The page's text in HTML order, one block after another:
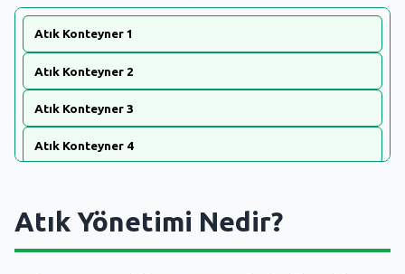
Atık Konteyner 1
Atık Konteyner 2
Atık Konteyner 3
Atık Konteyner 4
Atık Konteyner 6
Atık Konteyner 7
Atık Yönetimi Nedir?